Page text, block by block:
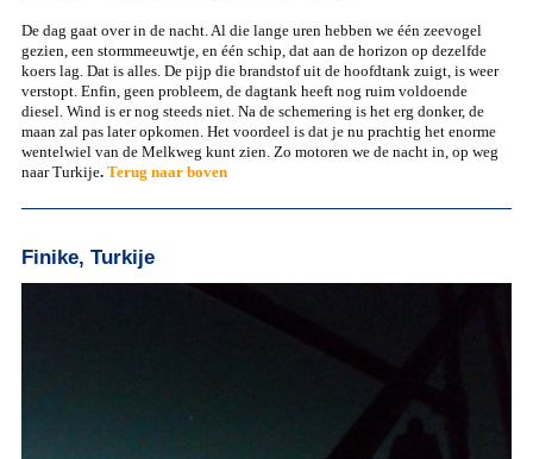
De dag gaat over in de nacht. Al die lange uren hebben we één zeevogel
gezien, een stormmeeuwtje, en één schip, dat aan de horizon op dezelfde
koers lag. Dat is alles. De pijp die brandstof uit de hoofdtank zuigt, is weer
verstopt. Enfin, geen probleem, de dagtank heeft nog ruim voldoende
diesel. Wind is er nog steeds niet. Na de schemering is het erg donker, de
maan zal pas later opkomen. Het voordeel is dat je nu prachtig het enorme
wentelwiel van de Melkweg kunt zien. Zo motoren we de nacht in, op weg
naar Turkije. Terug naar boven
Finike, Turkije